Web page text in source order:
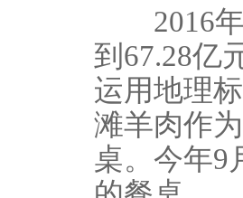
2016年
到67.28亿
运用地理
滩羊肉作
桌。今年9